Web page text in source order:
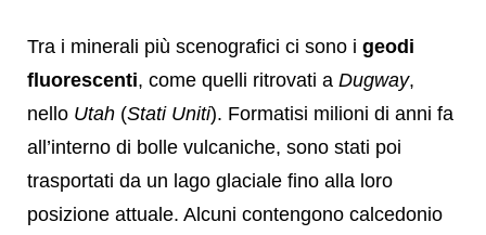
Tra i minerali più scenografici ci sono i geodi
fluorescenti, come quelli ritrovati a Dugway,
nello Utah (Stati Uniti). Formatisi milioni di anni fa
all’interno di bolle vulcaniche, sono stati poi
trasportati da un lago glaciale fino alla loro
posizione attuale. Alcuni contengono calcedonio